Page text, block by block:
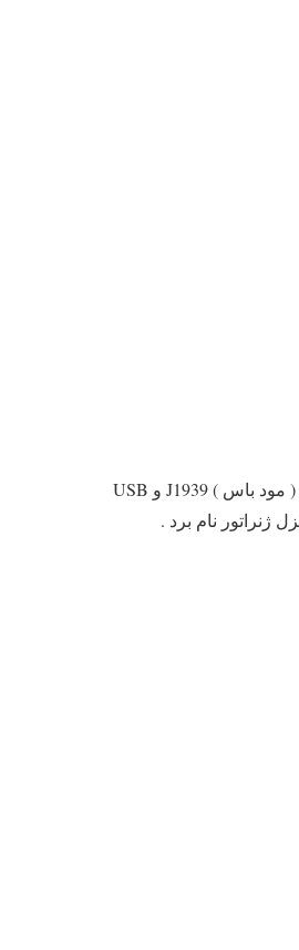
در این گروه از محصولات DEEP SEA با داشتن 1/0 های دیجیتال ( خروجی و ورودی های دیجیتال ) می توان بوسیله نر افزار پروتکل های RS232 و RS 485 ( مود باس ) J1939 و USB
ژنراتور نام برد .